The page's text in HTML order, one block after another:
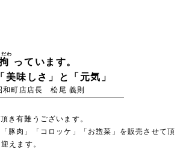
だわ
っています。
「美味しさ」と「元気」
和町店店長 松尾 義則
き有難うございます。
豚肉」「コロッケ」「お惣菜」を販売させて頂
えます。